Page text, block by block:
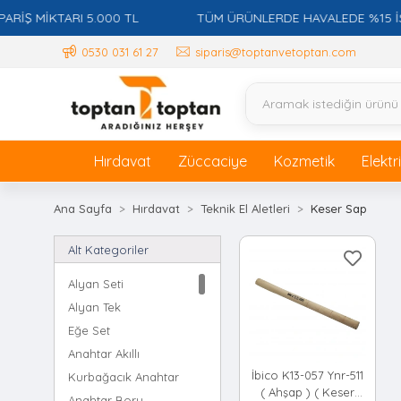
MİKTARI 5.000 TL TÜM ÜRÜNLERDE HAVALEDE %15
0530 031 61 27 siparis@toptanvetoptan.com
Hırdavat Züccaciye Kozmetik
Ana Sayfa Hırdavat Teknik El Aletleri Keser Sap
Alt Kategoriler
Alyan Seti
Alyan Tek
Eğe Set
Anahtar Akıllı
Kurbağacık Anahtar
İbico K13-057 Ynr-511
( Ahşap ) ( Keser